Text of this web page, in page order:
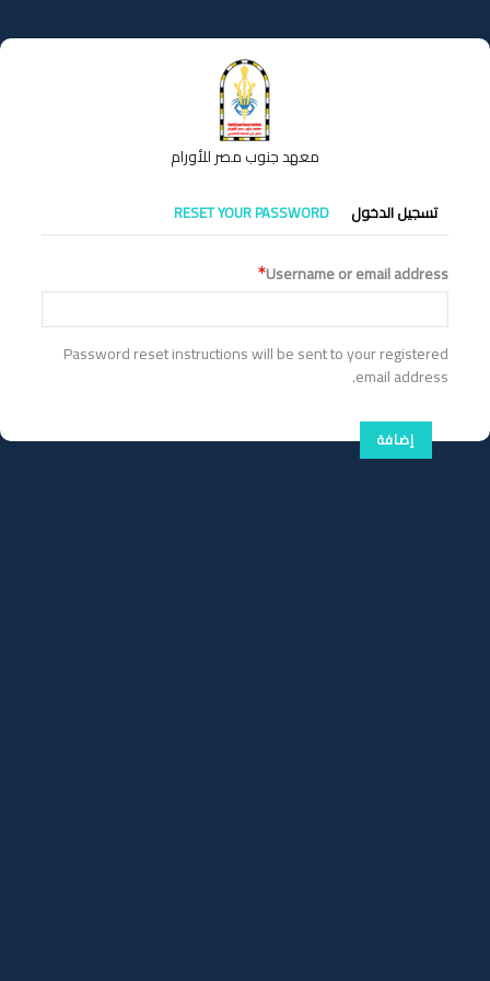
إلى
المحتوى
معهد جنوب مصر للأورام
التبويبات
الأساسية
تسجيل الدخول RESET YOUR PASSWORD
Username or email address
Password reset instructions will be sent to your registered
email address.